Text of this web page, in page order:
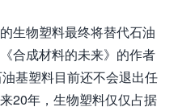
生物塑料最终将替代石油
合成材料的未来》的作者
基塑料目前还不会退出任
20年，生物塑料仅仅占据